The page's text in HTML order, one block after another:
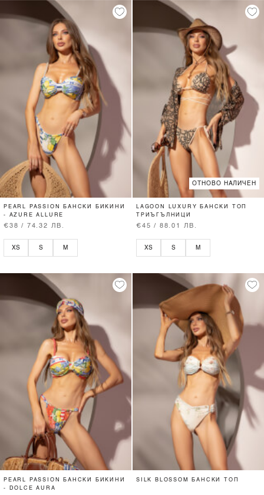
PEARL PASSION БАНСКИ БИКИНИ
- AZURE ALLURE
€38 / 74.32 ЛВ.
XS S M
ОТНОВО НАЛИЧЕН
LAGOON LUXURY БАНСКИ ТОП
ТРИЪГЪЛНИЦИ
€45 / 88.01 ЛВ.
XS S M
PEARL PASSION БАНСКИ БИКИНИ
- DOLCE AURA
SILK BLOSSOM БАНСКИ ТОП